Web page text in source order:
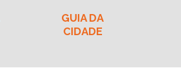
GUIA DA
CIDADE